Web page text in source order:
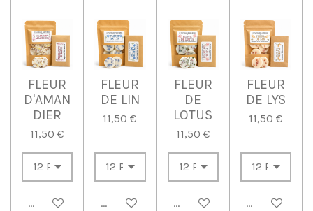
FLEUR
D'AMAN
DIER
11,50 €
Ajouter au panier
FLEUR
DE LIN
11,50 €
Ajouter au panier
FLEUR
DE
LOTUS
11,50 €
Ajouter au panier
FLEUR
DE LYS
11,50 €
Ajouter au